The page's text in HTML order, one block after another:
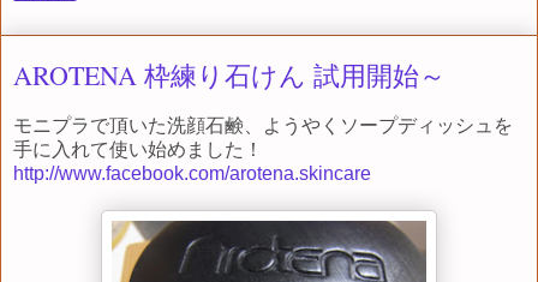
AROTENA 枠練り石けん 試用開始～
モニプラで頂いた洗顔石鹸、ようやくソープディッシュを
手に入れて使い始めました！
http://www.facebook.com/arotena.skincare